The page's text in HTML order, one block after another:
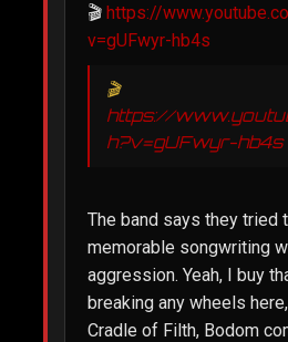
🎬 https://
v=gUFwyr-hb4s
🎬
https://
h?v=gUFwyr-hb4s
The band says they tried
memorable songwriting
aggression. Yeah, I buy
breaking any wheels
Cradle of Filth, Bodom